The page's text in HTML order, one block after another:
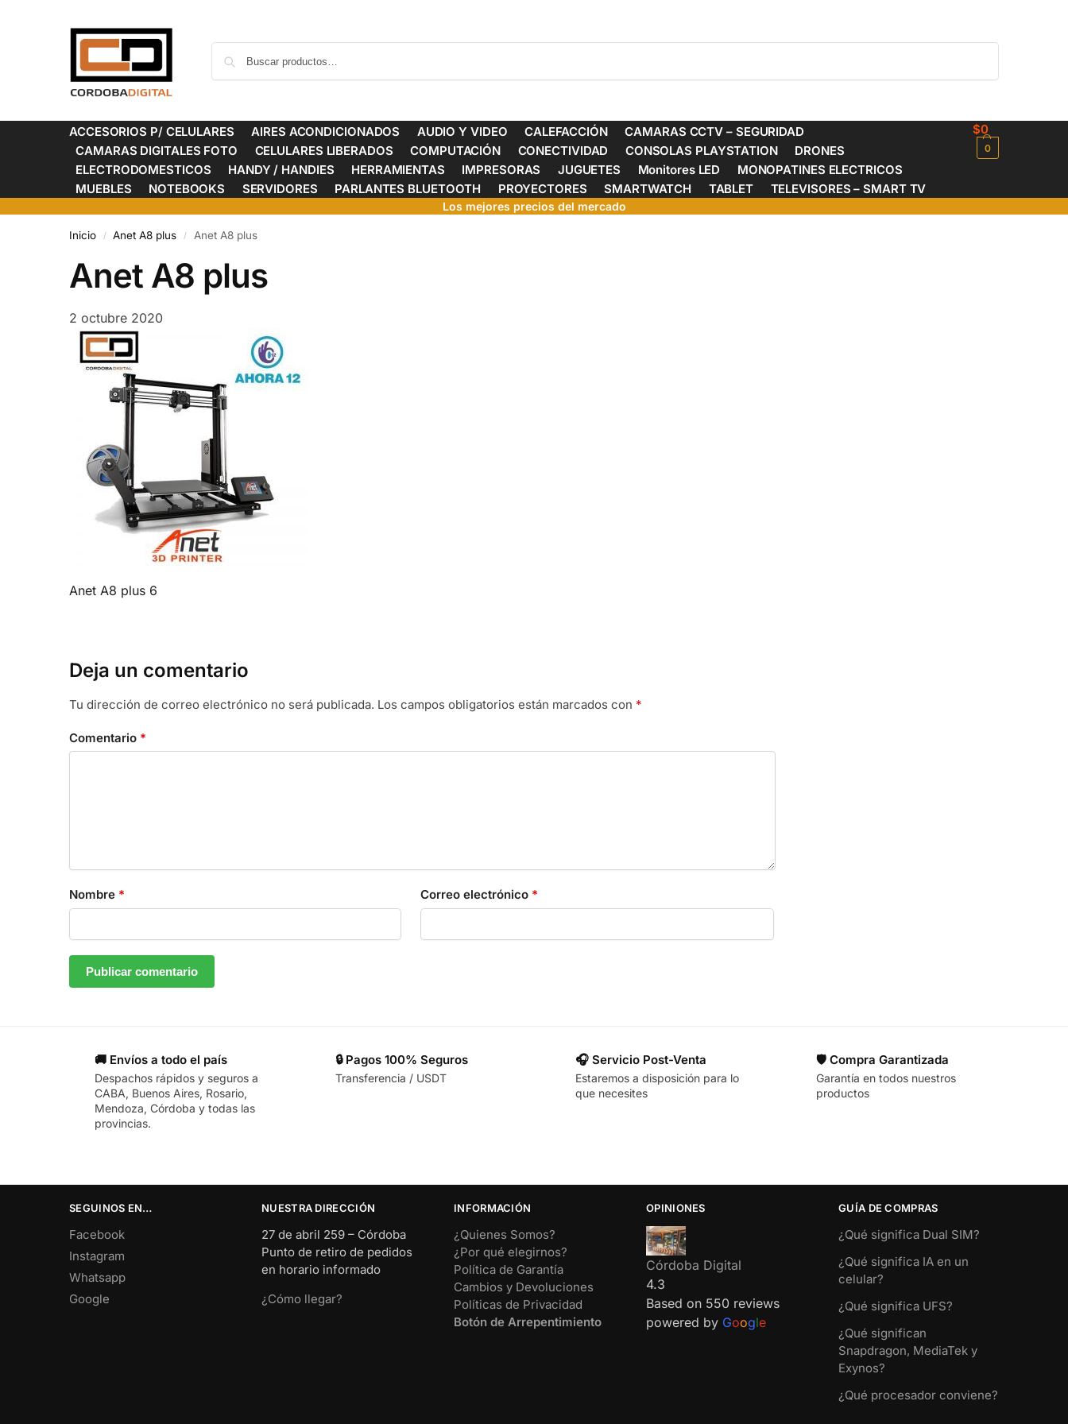
ACCESORIOS P/ CELULARES AIRES ACONDICIONADOS AUDIO Y VIDEO CALEFACCIÓN
CAMARAS CCTV – SEGURIDAD
CAMARAS DIGITALES FOTO
CELULARES LIBERADOS COMPUTACIÓN CONECTIVIDAD CONSOLAS PLAYSTATION
DRONES
ELECTRODOMESTICOS
HANDY / HANDIES HERRAMIENTAS IMPRESORAS JUGUETES Monitores LED
MONOPATINES ELECTRICOS
MUEBLES
NOTEBOOKS SERVIDORES PARLANTES BLUETOOTH PROYECTORES SMARTWATCH TABLET TELEVISORES – SMART TV
$0
0
Los mejores precios del mercado
Inicio / Anet A8 plus / Anet A8 plus
Anet A8 plus
2 octubre 2020
Anet A8 plus 6
Deja un comentario
Tu dirección de correo electrónico no será publicada. Los campos obligatorios están marcados con *
Comentario *
Nombre * Correo electrónico *
🚚 Envíos a todo el país
Despachos rápidos y seguros a
CABA, Buenos Aires, Rosario,
Mendoza, Córdoba y todas las
provincias.
🔒 Pagos 100% Seguros
Transferencia / USDT
🎧 Servicio Post-Venta
Estaremos a disposición para lo
que necesites
🛡️ Compra Garantizada
Garantía en todos nuestros
productos
SEGUINOS EN…
Facebook
Instagram
Whatsapp
Google
NUESTRA DIRECCIÓN
27 de abril 259 – Córdoba
Punto de retiro de pedidos
en horario informado
¿Cómo llegar?
INFORMACIÓN
¿Quienes Somos?
¿Por qué elegirnos?
Política de Garantía
Cambios y Devoluciones
Políticas de Privacidad
Botón de Arrepentimiento
OPINIONES
Córdoba Digital
4.3
Based on 550 reviews
powered by Google
GUÍA DE COMPRAS
¿Qué significa Dual SIM?
¿Qué significa IA en un
celular?
¿Qué significa UFS?
¿Qué significan
Snapdragon, MediaTek y
Exynos?
¿Qué procesador conviene?